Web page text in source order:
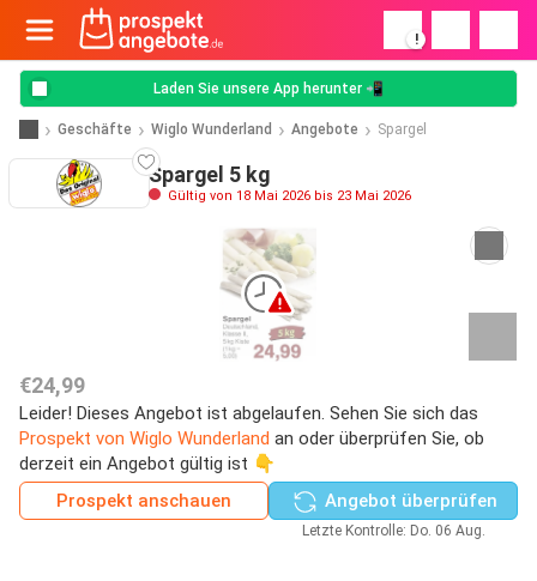
!
Laden Sie unsere App herunter 📲
Geschäfte Wiglo Wunderland Angebote Spargel
Spargel 5 kg
Gültig von 18 Mai 2026 bis 23 Mai 2026
€24,99
Leider! Dieses Angebot ist abgelaufen. Sehen Sie sich das
Prospekt von Wiglo Wunderland an oder überprüfen Sie, ob
derzeit ein Angebot gültig ist 👇
Prospekt anschauen
Angebot überprüfen
Letzte Kontrolle: Do. 06 Aug.